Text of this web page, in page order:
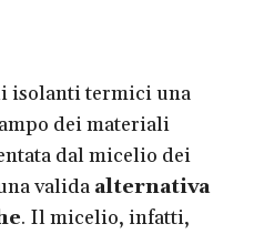
isolanti termici una
dei materiali
dal micelio dei
valida alternativa
. Il micelio, infatti,